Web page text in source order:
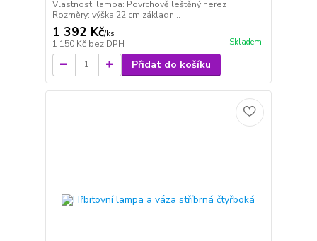
Vlastnosti lampa: Povrchově leštěný nerez
Rozměry: výška 22 cm základn...
1 392 Kč/ks
1 150 Kč bez DPH Skladem
Přidat do košíku